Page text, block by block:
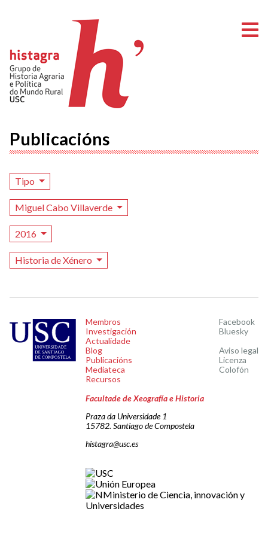
Publicacións
Tipo
Miguel Cabo Villaverde
2016
Historia de Xénero
Membros
Investigación
Actualidade
Blog
Publicacións
Mediateca
Recursos
Facebook
Bluesky
Aviso legal
Licenza
Colofón
Facultade de Xeografía e Historia
Praza da Universidade 1
15782. Santiago de Compostela
histagra@usc.es